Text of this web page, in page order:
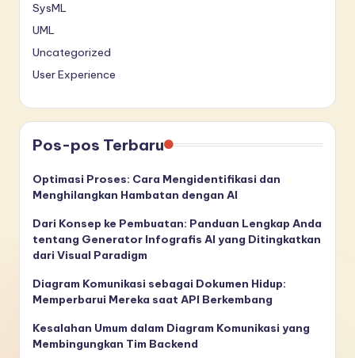
SysML
UML
Uncategorized
User Experience
Pos-pos Terbaru
Optimasi Proses: Cara Mengidentifikasi dan
Menghilangkan Hambatan dengan AI
Dari Konsep ke Pembuatan: Panduan Lengkap Anda
tentang Generator Infografis AI yang Ditingkatkan
dari Visual Paradigm
Diagram Komunikasi sebagai Dokumen Hidup:
Memperbarui Mereka saat API Berkembang
Kesalahan Umum dalam Diagram Komunikasi yang
Membingungkan Tim Backend